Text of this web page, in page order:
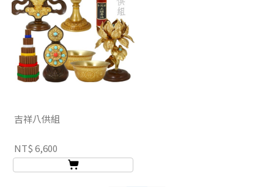
吉祥八供組
NT$ 6,600